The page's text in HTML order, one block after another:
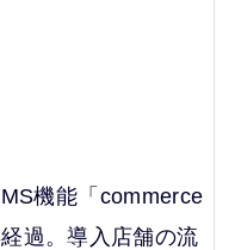
機能「commerce
過。導入店舗の流